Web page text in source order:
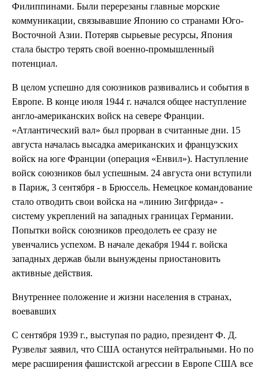
Филиппинами. Были перерезаны главные морские
коммуникации, связывавшие Японию со странами Юго-
Восточной Азии. Потеряв сырьевые ресурсы, Япония
стала быстро терять свой военно-промышленный
потенциал.
В целом успешно для союзников развивались и события в
Европе. В конце июля 1944 г. начался общее наступление
англо-американских войск на севере Франции.
«Атлантический вал» был прорван в считанные дни. 15
августа началась высадка американских и французских
войск на юге Франции (операция «Енвил»). Наступление
войск союзников был успешным. 24 августа они вступили
в Париж, 3 сентября - в Брюссель. Немецкое командование
стало отводить свои войска на «линию Зигфрида» -
систему укреплений на западных границах Германии.
Попытки войск союзников преодолеть ее сразу не
увенчались успехом. В начале декабря 1944 г. войска
западных держав были вынуждены приостановить
активные действия.
Внутреннее положение и жизни населения в странах,
воевавших
С сентября 1939 г., выступая по радио, президент Ф. Д.
Рузвельт заявил, что США останутся нейтральными. Но по
мере расширения фашистской агрессии в Европе США все